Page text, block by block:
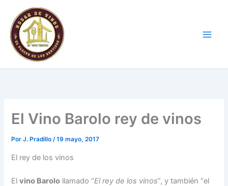
contenido
El Vino Barolo rey de vinos
PorJ. Pradillo/19 mayo, 2017
El rey de los vinos
Elvino Barolo llamado “El rey de los vinos”, y también “el